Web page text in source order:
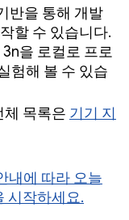
반을 통해 개발
할 수 있습니다.
을 로컬로 프로
험해 볼 수 있습
체 목록은 기기 지
내에 따라 오늘
시작하세요.